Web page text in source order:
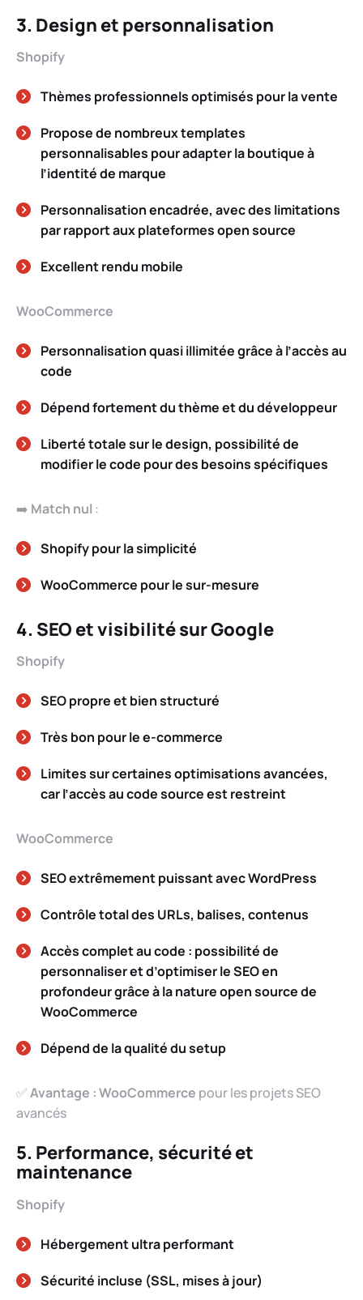
3. Design et personnalisation
Shopify
Thèmes professionnels optimisés pour la vente
Propose de nombreux templates
personnalisables pour adapter la boutique à
l’identité de marque
Personnalisation encadrée, avec des limitations
par rapport aux plateformes open source
Excellent rendu mobile
WooCommerce
Personnalisation quasi illimitée grâce à l’accès au
code
Dépend fortement du thème et du développeur
Liberté totale sur le design, possibilité de
modifier le code pour des besoins spécifiques
➡️ Match nul :
Shopify pour la simplicité
WooCommerce pour le sur-mesure
4. SEO et visibilité sur Google
Shopify
SEO propre et bien structuré
Très bon pour le e-commerce
Limites sur certaines optimisations avancées,
car l’accès au code source est restreint
WooCommerce
SEO extrêmement puissant avec WordPress
Contrôle total des URLs, balises, contenus
Accès complet au code : possibilité de
personnaliser et d’optimiser le SEO en
profondeur grâce à la nature open source de
WooCommerce
Dépend de la qualité du setup
✅Avantage : WooCommerce pour les projets SEO
avancés
5. Performance, sécurité et
maintenance
Shopify
Hébergement ultra performant
Sécurité incluse (SSL, mises à jour)